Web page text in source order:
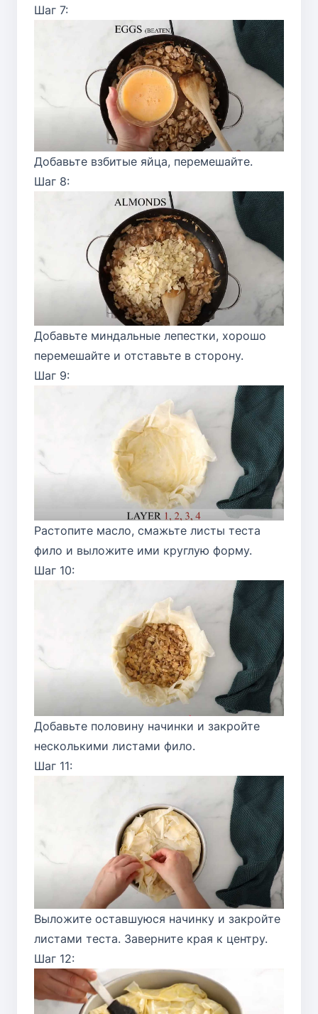
Шаг 7:
Добавьте взбитые яйца, перемешайте.
Шаг 8:
Добавьте миндальные лепестки, хорошо
перемешайте и отставьте в сторону.
Шаг 9:
Растопите масло, смажьте листы теста
фило и выложите ими круглую форму.
Шаг 10:
Добавьте половину начинки и закройте
несколькими листами фило.
Шаг 11:
Выложите оставшуюся начинку и закройте
листами теста. Заверните края к центру.
Шаг 12: